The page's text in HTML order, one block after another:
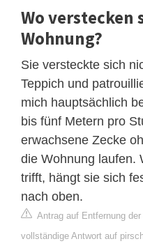
Wo verstecken
Wohnung?
Sie versteckte sich
Teppich und
mich hauptsächlich
bis fünf Metern pro
erwachsene Zecke
die Wohnung laufen.
trifft, hängt sie sich
nach oben.
Antrag auf Entfernung
vollständige Antwort auf